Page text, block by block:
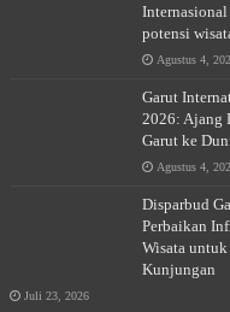
Adaptasi *
potensi
Agustus 4,
Garut
2026: Ajang
Garut ke
Agustus 4,
Disparbud
Perbaikan
Wisata
Kunjungan
Juli 23, 2026